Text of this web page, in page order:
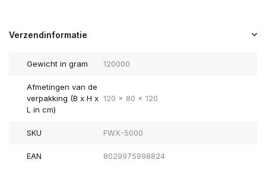
Verzendinformatie
Gewicht in gram 120000
Afmetingen van de
verpakking (B x H x
L in cm)
120 x 80 x 120
SKU FWX-5000
EAN 8029975998824